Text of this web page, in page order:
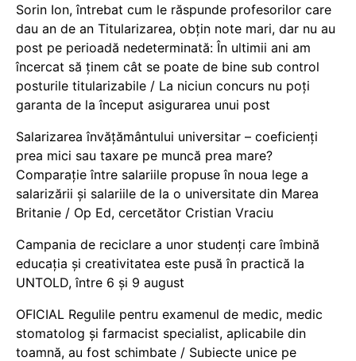
Sorin Ion, întrebat cum le răspunde profesorilor care
dau an de an Titularizarea, obțin note mari, dar nu au
post pe perioadă nedeterminată: În ultimii ani am
încercat să ținem cât se poate de bine sub control
posturile titularizabile / La niciun concurs nu poți
garanta de la început asigurarea unui post
Salarizarea învățământului universitar – coeficienți
prea mici sau taxare pe muncă prea mare?
Comparație între salariile propuse în noua lege a
salarizării și salariile de la o universitate din Marea
Britanie / Op Ed, cercetător Cristian Vraciu
Campania de reciclare a unor studenți care îmbină
educația și creativitatea este pusă în practică la
UNTOLD, între 6 și 9 august
OFICIAL Regulile pentru examenul de medic, medic
stomatolog și farmacist specialist, aplicabile din
toamnă, au fost schimbate / Subiecte unice pe